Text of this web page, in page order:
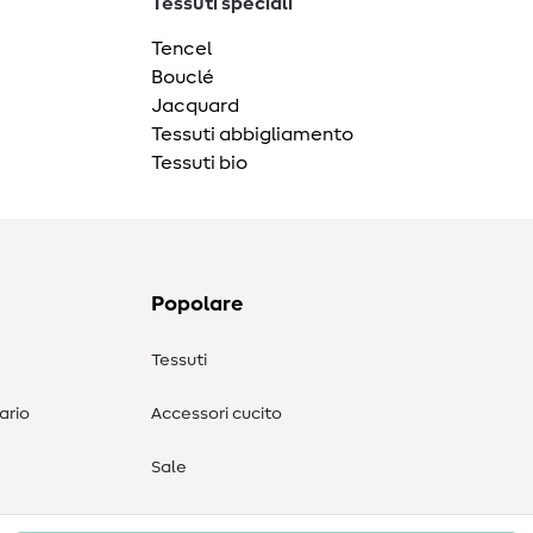
Tessuti speciali
Tencel
Bouclé
Jacquard
Tessuti abbigliamento
Tessuti bio
Popolare
Tessuti
Accessori cucito
Sale